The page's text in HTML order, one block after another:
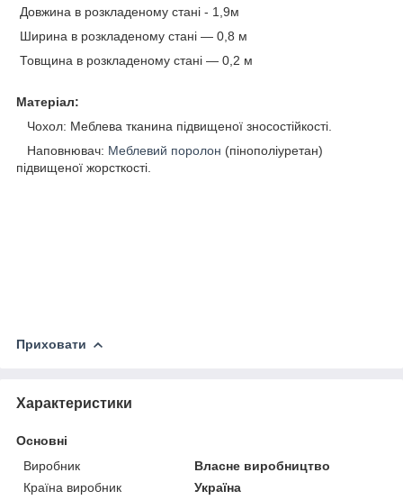
Довжина в розкладеному стані - 1,9м
Ширина в розкладеному стані — 0,8 м
Товщина в розкладеному стані — 0,2 м
Матеріал:
Чохол: Меблева тканина підвищеної зносостійкості.
Наповнювач: Меблевий поролон (пінополіуретан)
підвищеної жорсткості.
Приховати
Характеристики
Основні
Виробник
Власне виробництво
Країна виробник
Україна